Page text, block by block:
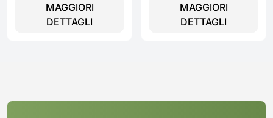
MAGGIORI
DETTAGLI
MAGGIORI
DETTAGLI